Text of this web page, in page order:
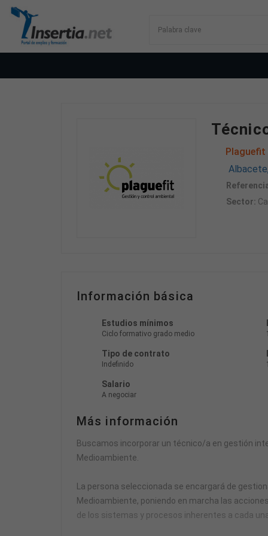
Plaguefit
Sector:
Información básica
Estudios mínimos
Ciclo formativo grado medio
Tipo de contrato
Indefinido
Salario
A negociar
Más información
Buscamos incorporar un técnico/a en gestión
Medioambiente.
La persona seleccionada se encargará de
Medioambiente, poniendo en marcha las
de los sistemas y procesos inherentes a cada